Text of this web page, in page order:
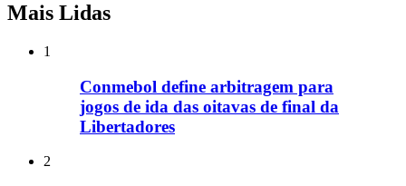
Mais Lidas
1
Conmebol define arbitragem para
jogos de ida das oitavas de final da
Libertadores
2